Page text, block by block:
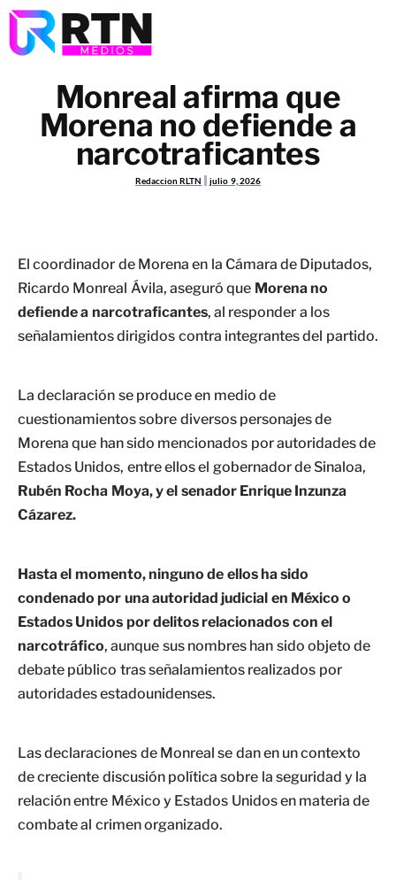
Monreal afirma que
Morena no defiende a
narcotraficantes
Redaccion RLTN julio 9, 2026
El coordinador de Morena en la Cámara de Diputados,
Ricardo Monreal Ávila, aseguró que Morena no
defiende a narcotraficantes, al responder a los
señalamientos dirigidos contra integrantes del partido.
La declaración se produce en medio de
cuestionamientos sobre diversos personajes de
Morena que han sido mencionados por autoridades de
Estados Unidos, entre ellos el gobernador de Sinaloa,
Rubén Rocha Moya, y el senador Enrique Inzunza
Cázarez.
Hasta el momento, ninguno de ellos ha sido
condenado por una autoridad judicial en México o
Estados Unidos por delitos relacionados con el
narcotráfico, aunque sus nombres han sido objeto de
debate público tras señalamientos realizados por
autoridades estadounidenses.
Las declaraciones de Monreal se dan en un contexto
de creciente discusión política sobre la seguridad y la
relación entre México y Estados Unidos en materia de
combate al crimen organizado.